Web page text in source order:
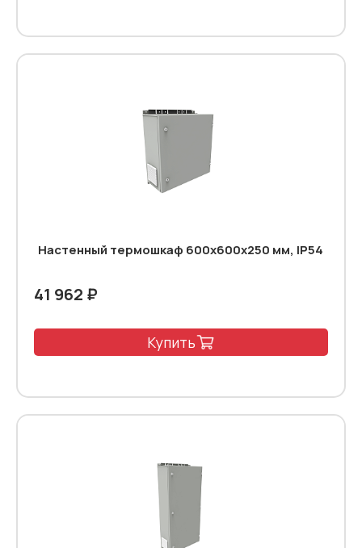
Настенный термошкаф 600x600x250 мм, IP54
41 962 ₽
Купить